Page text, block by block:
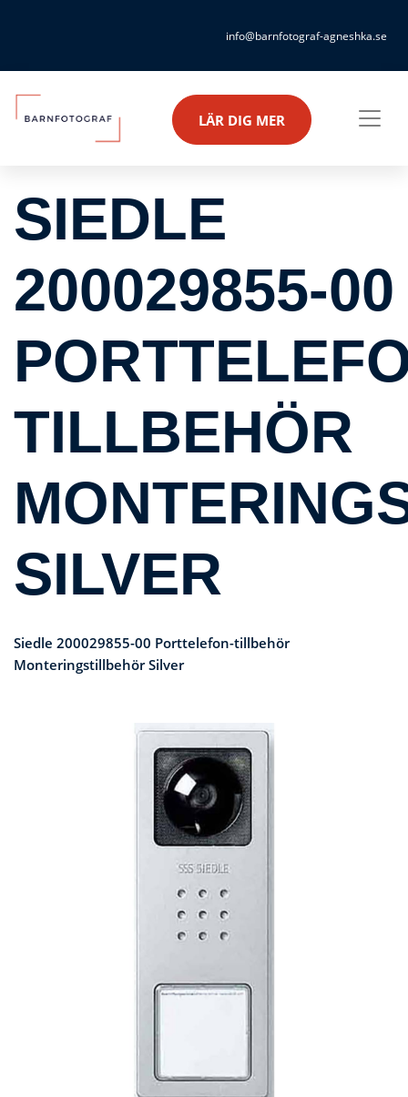
info@barnfotograf-agneshka.se
LÄR DIG MER
SIEDLE
200029855-00
TILLBEHÖR
SILVER
Siedle 200029855-00 Porttelefon-tillbehör
Monteringstillbehör Silver